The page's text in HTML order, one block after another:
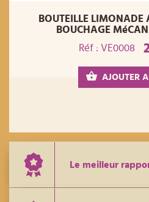
BOUTEILLE LIMONADE
BOUCHAGE
Réf : VE0008
AJOUTER
Le meilleur